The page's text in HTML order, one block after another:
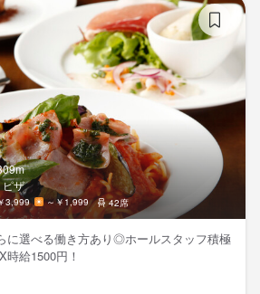
ピザ
3,999 ～￥1,999 42席
選べる働き方あり◎ホールスタッフ積極
給1500円！
7 井の頭公園
たら、ぜひお気軽にご応募ください。
しましょう。ご応募を心よりお待ちして
7 井の頭公園
たら、ぜひお気軽にご応募ください。
ましょう。ご応募を心よりお待ちして
7 井の頭公園
7 井の頭公園